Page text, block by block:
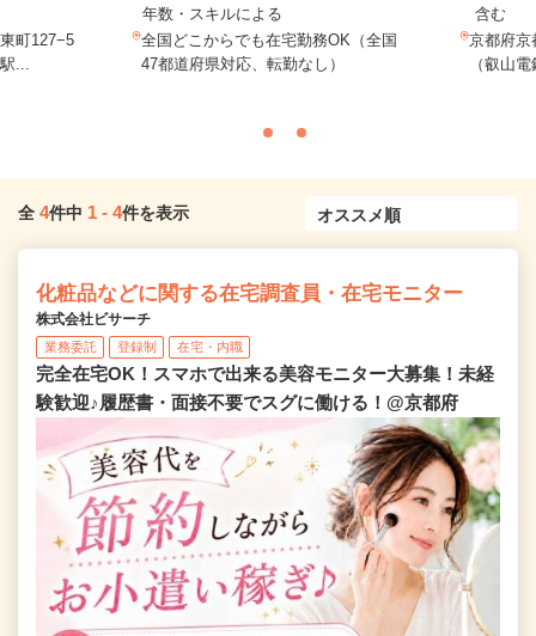
町127−5
...
年数・スキルによる
全国どこからでも在宅勤務OK（全国
47都道府県対応、転勤なし）
含む
京都府京
（叡山
全 4件中 1 - 4件を表示
化粧品などに関する在宅調査員・在宅モニター
株式会社ビサーチ
業務委託 登録制 在宅・内職
完全在宅OK！スマホで出来る美容モニター大募集！未経
験歓迎♪履歴書・面接不要でスグに働ける！@京都府